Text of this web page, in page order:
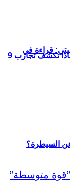
قراءة في
تدريب الشباب الإفريقي على التوظيف: ماذا تكشف تجارب 9